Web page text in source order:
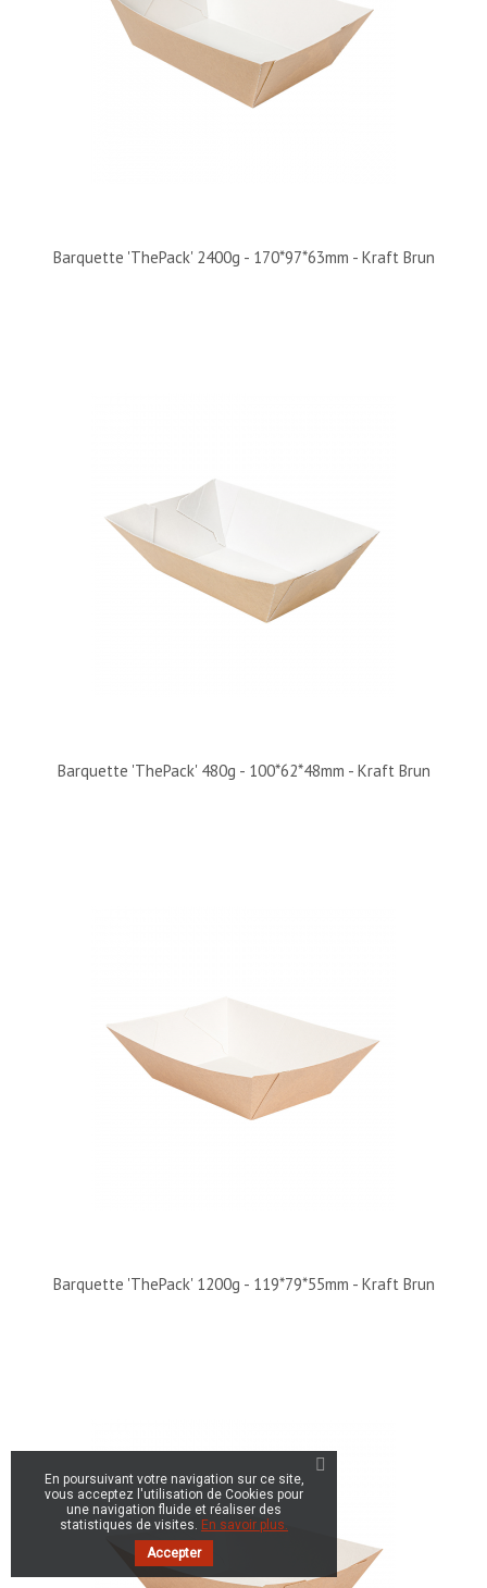
Barquette 'ThePack' 2400g - 170*97*63mm - Kraft Brun
Barquette 'ThePack' 480g - 100*62*48mm - Kraft Brun
Barquette 'ThePack' 1200g - 119*79*55mm - Kraft Brun
En poursuivant votre navigation sur ce site,
vous acceptez l'utilisation de Cookies pour
une navigation fluide et réaliser des
statistiques de visites. En savoir plus.
Accepter